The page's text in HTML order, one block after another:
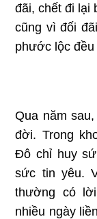
đãi, chết đi lại
cũng vì đối
phước lộc
Qua năm
đời. Trong
Đô chỉ huy
sức tin yêu.
thường có
nhiều ngày